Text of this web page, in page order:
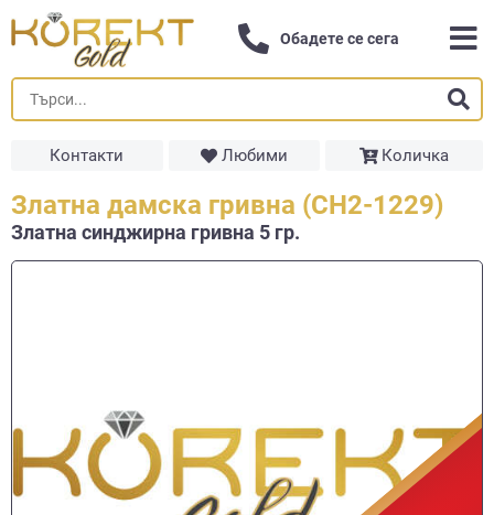
Обадете се сега
Контакти Любими Количка
Златна дамска гривна (СН2-1229)
Златна синджирна гривнa 5 гр.